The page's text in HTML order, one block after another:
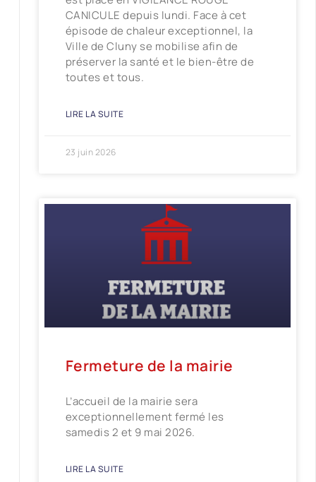
CANICULE depuis lundi. Face à cet
épisode de chaleur exceptionnel, la
Ville de Cluny se mobilise afin de
préserver la santé et le bien-être de
toutes et tous.
LIRE LA SUITE
23 juin 2026
Fermeture de la mairie
L’accueil de la mairie sera
exceptionnellement fermé les
samedis 2 et 9 mai 2026.
LIRE LA SUITE